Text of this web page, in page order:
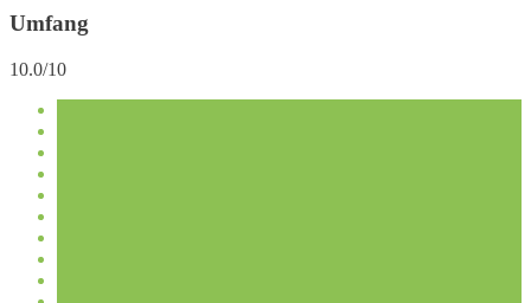
Umfang
10.0/10